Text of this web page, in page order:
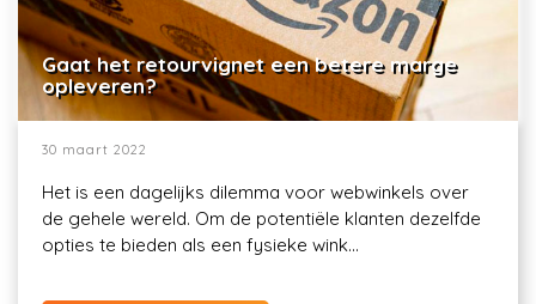
Gaat het retourvignet een betere marge
opleveren?
30 maart 2022
Het is een dagelijks dilemma voor webwinkels over
de gehele wereld. Om de potentiële klanten dezelfde
opties te bieden als een fysieke wink...